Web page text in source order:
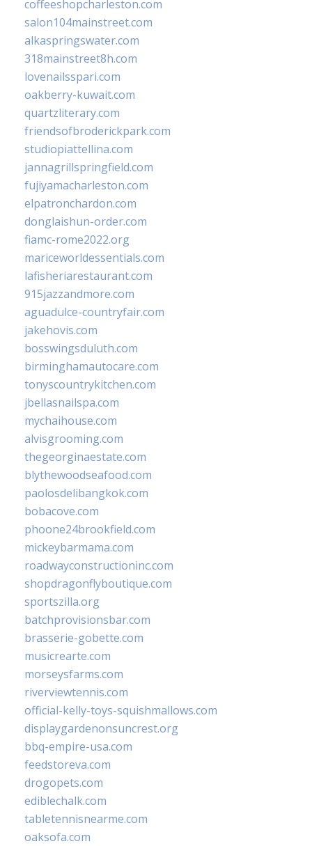
coffeeshopcharleston.com
salon104mainstreet.com
alkaspringswater.com
318mainstreet8h.com
lovenailsspari.com
oakberry-kuwait.com
quartzliterary.com
friendsofbroderickpark.com
studiopiattellina.com
jannagrillspringfield.com
fujiyamacharleston.com
elpatronchardon.com
donglaishun-order.com
fiamc-rome2022.org
mariceworldessentials.com
lafisheriarestaurant.com
915jazzandmore.com
aguadulce-countryfair.com
jakehovis.com
bosswingsduluth.com
birminghamautocare.com
tonyscountrykitchen.com
jbellasnailspa.com
mychaihouse.com
alvisgrooming.com
thegeorginaestate.com
blythewoodseafood.com
paolosdelibangkok.com
bobacove.com
phoone24brookfield.com
mickeybarmama.com
roadwayconstructioninc.com
shopdragonflyboutique.com
sportszilla.org
batchprovisionsbar.com
brasserie-gobette.com
musicrearte.com
morseysfarms.com
riverviewtennis.com
official-kelly-toys-squishmallows.com
displaygardenonsuncrest.org
bbq-empire-usa.com
feedstoreva.com
drogopets.com
ediblechalk.com
tabletennisnearme.com
oaksofa.com